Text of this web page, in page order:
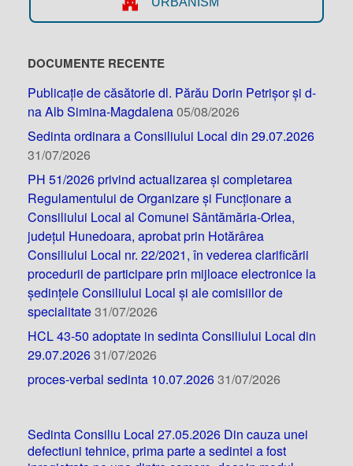
DOCUMENTE RECENTE
Publicație de căsătorie dl. Părău Dorin Petrișor și d-
na Alb Simina-Magdalena05/08/2026
Sedinta ordinara a Consiliului Local din 29.07.2026
31/07/2026
PH 51/2026 privind actualizarea și completarea
Regulamentului de Organizare și Funcționare a
Consiliului Local al Comunei Sântămăria-Orlea,
județul Hunedoara, aprobat prin Hotărârea
Consiliului Local nr. 22/2021, în vederea clarificării
procedurii de participare prin mijloace electronice la
ședințele Consiliului Local și ale comisiilor de
specialitate31/07/2026
HCL 43-50 adoptate in sedinta Consiliului Local din
29.07.202631/07/2026
proces-verbal sedinta 10.07.202631/07/2026
Sedinta Consiliu Local 27.05.2026 Din cauza unei
defectiuni tehnice, prima parte a sedintei a fost